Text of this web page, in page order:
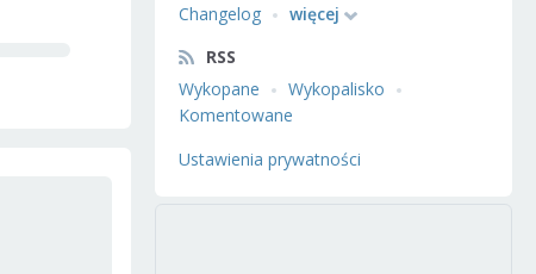
Changelog
więcej
RSS
Wykopane
Wykopalisko
Komentowane
Ustawienia prywatności